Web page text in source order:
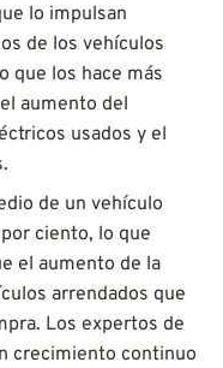
lo impulsan
de los vehículos
que los hace más
aumento del
usados y el
de un vehículo
ciento, lo que
el aumento de la
arrendados que
Los expertos de
crecimiento continuo